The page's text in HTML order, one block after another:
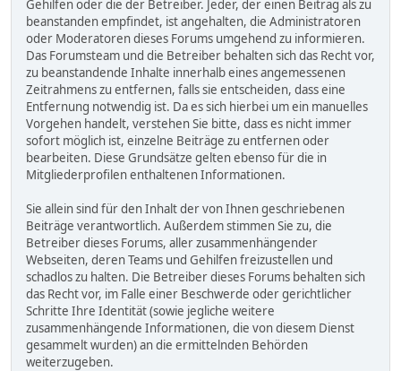
Gehilfen oder die der Betreiber. Jeder, der einen Beitrag als zu
beanstanden empfindet, ist angehalten, die Administratoren
oder Moderatoren dieses Forums umgehend zu informieren.
Das Forumsteam und die Betreiber behalten sich das Recht vor,
zu beanstandende Inhalte innerhalb eines angemessenen
Zeitrahmens zu entfernen, falls sie entscheiden, dass eine
Entfernung notwendig ist. Da es sich hierbei um ein manuelles
Vorgehen handelt, verstehen Sie bitte, dass es nicht immer
sofort möglich ist, einzelne Beiträge zu entfernen oder
bearbeiten. Diese Grundsätze gelten ebenso für die in
Mitgliederprofilen enthaltenen Informationen.
Sie allein sind für den Inhalt der von Ihnen geschriebenen
Beiträge verantwortlich. Außerdem stimmen Sie zu, die
Betreiber dieses Forums, aller zusammenhängender
Webseiten, deren Teams und Gehilfen freizustellen und
schadlos zu halten. Die Betreiber dieses Forums behalten sich
das Recht vor, im Falle einer Beschwerde oder gerichtlicher
Schritte Ihre Identität (sowie jegliche weitere
zusammenhängende Informationen, die von diesem Dienst
gesammelt wurden) an die ermittelnden Behörden
weiterzugeben.